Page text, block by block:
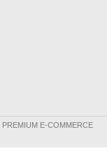
. PREMIUM E-COMMERCE